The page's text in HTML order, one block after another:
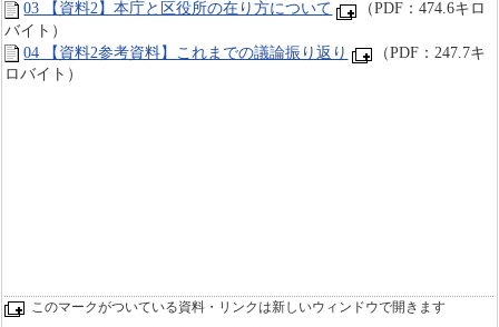
03 【資料2】本庁と区役所の在り方について
（PDF：474.6キロ
バイト）
04 【資料2参考資料】これまでの議論振り返り
（PDF：247.7キ
ロバイト）
このマークがついている資料・リンクは新しいウィンドウで開きます